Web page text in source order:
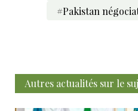
#Pakistan
Autres actualités sur le